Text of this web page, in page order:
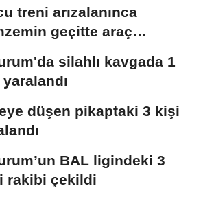
treni arızalanınca
geçitte araç
silahlı kavgada 1
düşen pikaptaki 3 kişi
BAL ligindeki 3
rakibi çekildi